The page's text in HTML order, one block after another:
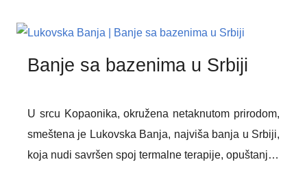
savremeni wellness sadržaji stvaraju jedinstven
doživljaj, omogućavajući potpuni fizički i mentalni
oporavak, daleko od svakodnevnog stresa.
Banje sa bazenima u Srbiji
U srcu Kopaonika, okružena netaknutom prirodom,
smeštena je Lukovska Banja, najviša banja u Srbiji,
koja nudi savršen spoj termalne terapije, opuštanja i